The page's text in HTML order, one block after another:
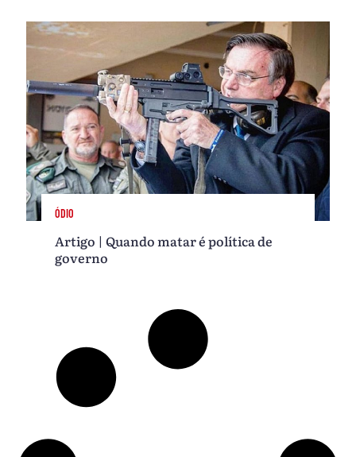
ÓDIO
Artigo | Quando matar é política de
governo